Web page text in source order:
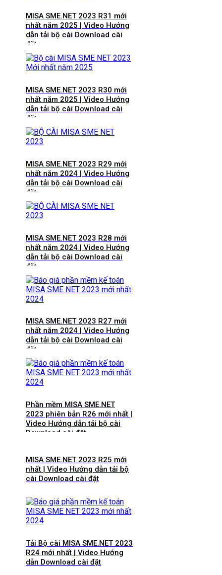
MISA SME.NET 2023 R31 mới
nhất năm 2025 | Video Hướng
dẫn tải bộ cài Download cài
đặt
MISA SME.NET 2023 R30 mới
nhất năm 2025 | Video Hướng
dẫn tải bộ cài Download cài
đặt
MISA SME.NET 2023 R29 mới
nhất năm 2024 | Video Hướng
dẫn tải bộ cài Download cài
đặt
MISA SME.NET 2023 R28 mới
nhất năm 2024 | Video Hướng
dẫn tải bộ cài Download cài
đặt
MISA SME.NET 2023 R27 mới
nhất năm 2024 | Video Hướng
dẫn tải bộ cài Download cài
đặt
Phần mềm MISA SME.NET
2023 phiên bản R26 mới nhất |
Video Hướng dẫn tải bộ cài
Download cài đặt
MISA SME.NET 2023 R25 mới
nhất | Video Hướng dẫn tải bộ
cài Download cài đặt
Tải Bộ cài MISA SME.NET 2023
R24 mới nhất | Video Hướng
dẫn Download cài đặt